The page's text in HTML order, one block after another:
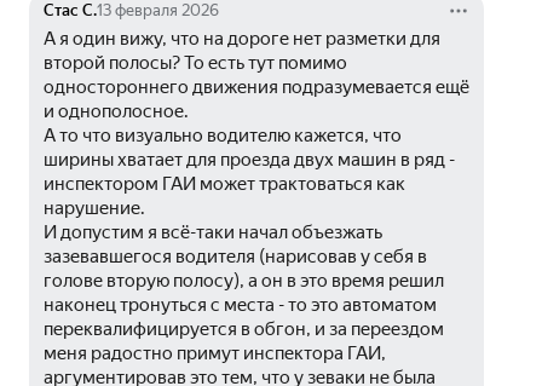
Стас С.13 февраля 2026
А я один вижу, что на дороге нет разметки для
второй полосы? То есть тут помимо
одностороннего движения подразумевается ещё
и однополосное.
А то что визуально водителю кажется, что
ширины хватает для проезда двух машин в ряд -
инспектором ГАИ может трактоваться как
нарушение.
И допустим я всë-таки начал объезжать
зазевавшегося водителя (нарисовав у себя в
голове вторую полосу), а он в это время решил
наконец тронуться с места - то это автоматом
переквалифицируется в обгон, и за переездом
меня радостно примут инспектора ГАИ,
аргументировав это тем, что у зеваки не была